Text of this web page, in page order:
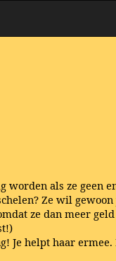
worden als ze geen
Ze wil
ze dan meer
Je helpt haar